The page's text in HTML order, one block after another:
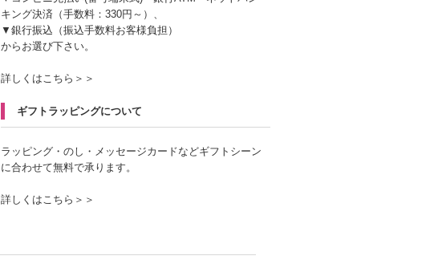
キング決済（手数料：330円～）、
▼銀行振込（振込手数料お客様負担）
からお選び下さい。
詳しくはこちら＞＞
ギフトラッピングについて
ラッピング・のし・メッセージカードなどギフトシーン
に合わせて無料で承ります。
詳しくはこちら＞＞